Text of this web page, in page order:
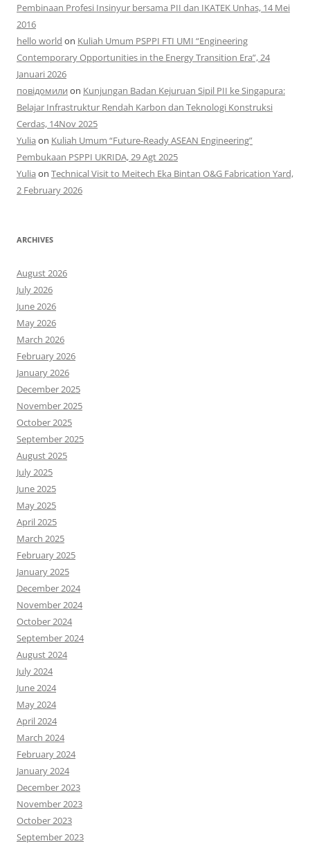
Pembinaan Profesi Insinyur bersama PII dan IKATEK Unhas, 14 Mei
2016
hello world on Kuliah Umum PSPPI FTI UMI “Engineering
Contemporary Opportunities in the Energy Transition Era”, 24
Januari 2026
повідомили on Kunjungan Badan Kejuruan Sipil PII ke Singapura:
Belajar Infrastruktur Rendah Karbon dan Teknologi Konstruksi
Cerdas, 14Nov 2025
Yulia on Kuliah Umum “Future-Ready ASEAN Engineering”
Pembukaan PSPPI UKRIDA, 29 Agt 2025
Yulia on Technical Visit to Meitech Eka Bintan O&G Fabrication Yard,
2 February 2026
ARCHIVES
August 2026
July 2026
June 2026
May 2026
March 2026
February 2026
January 2026
December 2025
November 2025
October 2025
September 2025
August 2025
July 2025
June 2025
May 2025
April 2025
March 2025
February 2025
January 2025
December 2024
November 2024
October 2024
September 2024
August 2024
July 2024
June 2024
May 2024
April 2024
March 2024
February 2024
January 2024
December 2023
November 2023
October 2023
September 2023